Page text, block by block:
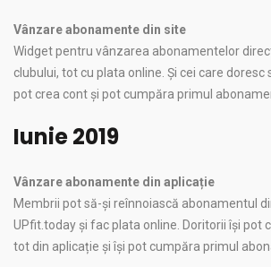
Vânzare abonamente din site
Widget pentru vânzarea abonamentelor
clubului, tot cu plata online. Și cei care doresc
pot crea cont și pot cumpăra primul
Iunie 2019
Vânzare abonamente din aplicație
Membrii pot să-și reînnoiască abonamentul
UPfit.today și fac plata online. Doritorii își pot
tot din aplicație și își pot cumpăra primul